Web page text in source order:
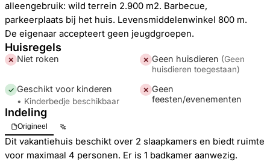
alleengebruik: wild terrein 2.900 m2. Barbecue,
parkeerplaats bij het huis. Levensmiddelenwinkel 800 m.
De eigenaar accepteert geen jeugdgroepen.
Huisregels
✕ Niet roken ✕ Geen huisdieren (Geen
huisdieren toegestaan)
✓ Geschikt voor kinderen
• Kinderbedje beschikbaar
✕ Geen
feesten/evenementen
Indeling
Origineel
Dit vakantiehuis beschikt over 2 slaapkamers en biedt ruimte
voor maximaal 4 personen. Er is 1 badkamer aanwezig.